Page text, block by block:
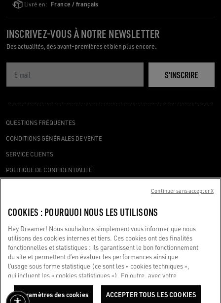
Livré en: France / français
QUESTIONS FRÉQUENTES
CONDITIONS GÉNÉRALES DE VENTE
SERVICE CLIENTS
POLITIQUE DE CONFIDENTIALITÉ
PARAMÈTRES DES COOKIES
DEMANDER UN SERVICE
INSCRIVEZ-VOUS À NOTRE NEWSLETTER
Des actualités, des avant-premières et bien plus encore.
S’INSCRIRE
Golden Goose S.p.A. à actionnaire unique, Via Privata E. Marelli 10, 20139
Milan, Italie
COOKIES : POURQUOI NOUS LES UTILISONS
Hey Dreamer! Nous souhaitons simplement vous informer que nous
utilisons des cookies internes et tiers. Ces cookies ont des finalités
fonctionnelles et statistiques : ils garantissent le bon fonctionnement
du site et permettent d’en évaluer les performances ainsi que
l’usage sous forme statistique (ce sont les « cookies techniques »,
qui incluent les « cookies statistiques »). En outre, avec votre
consentement uniquement, nous utilisons également des cookies à
des fins marketing et de profilage. Ils nous aident à améliorer votre
Paramètres des cookies ACCEPTER TOUS LES COOKIES
Continuer sans accepter X